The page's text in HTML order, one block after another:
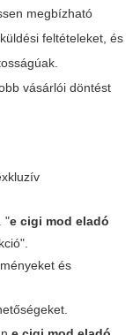
megbízható
feltételeket, és
vásárlói döntést
"e cigi mod eladó
és